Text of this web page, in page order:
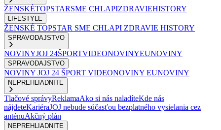
ŽENSKÉTOPSTARSME CHLAPIZDRAVIEHISTORY
LIFESTYLE
ŽENSKÉ TOPSTAR SME CHLAPI ZDRAVIE HISTORY
SPRAVODAJSTVO
NOVINYJOJ 24ŠPORTVIDEONOVINYEUNOVINY
SPRAVODAJSTVO
NOVINY JOJ 24 ŠPORT VIDEONOVINY EUNOVINY
NEPREHLIADNITE
Tlačové správyReklamaAko si nás naladíteKde nás
nájdeteKariéraJOJ nebude súčasťou bezplatného vysielania cez
anténuAkčný plán
NEPREHLIADNITE